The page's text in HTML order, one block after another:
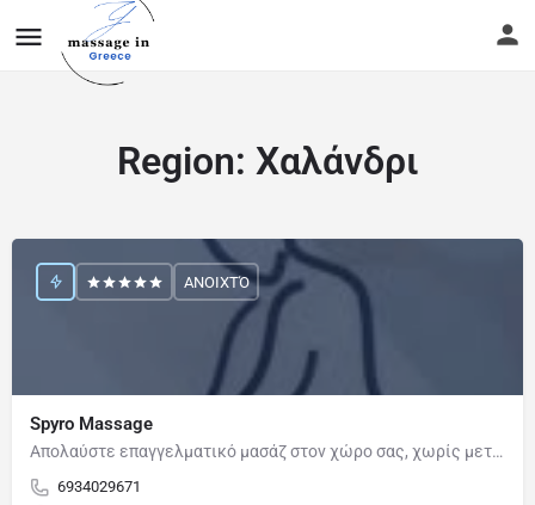
Region: Χαλάνδρι
Spyro Massage
Απολαύστε επαγγελματικό μασάζ στον χώρο σας, χωρίς μετακινήσεις και ταλαιπωρία. Οι συνεδρίες προσαρμόζονται…
6934029671
ΑΝΟΙΧΤΌ